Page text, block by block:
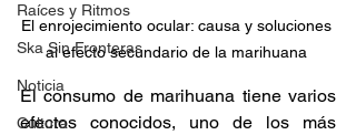
Raíces y Ritmos
Ska Sin Fronteras
Noticia
Cultura
El enrojecimiento ocular: causa y soluciones
al efecto secundario de la marihuana
El consumo de marihuana tiene varios
efectos conocidos, uno de los más